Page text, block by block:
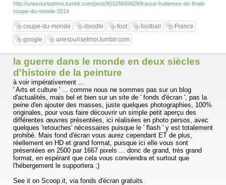
http://unesourisetmoi.tumblr.com/post/90325649928/france-huitiemes-de-finale-
coupe-du-monde-2014
coupe-du-monde doodle foot football
France
google
unesourisetmoi.tumblr.com
la guerre dans le monde en deux siècles
d'histoire de la peinture
à voir impérativement ...
' Arts et culture ' ... comme nous ne sommes pas sur un blog
d'actualités, mais bel et bien sur un site de ' fonds d'écran ', pas la
peine d'en ajouter des masses, juste quelques photographies, 100%
originales, pour vous faire découvrir un simple petit aperçu des
différentes œuvres présentées, ici réalisées en photo persos, avec
quelques 'retouches' nécessaires puisque le ' flash ' y est totalement
prohibé. Mais fond d'écran vous aurez cependant ET de plus,
réellement en HD et grand format, puisque ici elle vous sont
présentées en 2500 par 1667 pixels ... donc de grand, très grand
format, en espérant que cela vous conviendra et surtout que
l'hébergement le supportera ;)
See it on Scoop.it, via fonds d'écran gratuits